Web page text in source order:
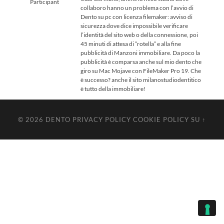
Participant
collaboro hanno un problema con l’avvio di
Dento su pc con licenza filemaker: avviso di
sicurezza dove dice impossibile verificare
l’identità del sito web o della connessione, poi
45 minuti di attesa di “rotella” e alla fine
pubblicità di Manzoni immobiliare. Da poco la
pubblicità è comparsa anche sul mio dento che
giro su Mac Mojave con FileMaker Pro 19. Che
è successo? anche il sito milanostudiodentitico
è tutto della immobiliare!
© 2026 DENTO PRIVACY POLICY COOKIE POLICY SU ↑